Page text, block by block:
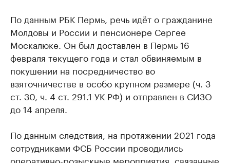
По данным РБК Пермь, речь идёт о гражданине
Молдовы и России и пенсионере Сергее
Москалюке. Он был доставлен в Пермь 16
февраля текущего года и стал обвиняемым в
покушении на посредничество во
взяточничестве в особо крупном размере (ч. 3
ст. 30, ч. 4 ст. 291.1 УК РФ) и отправлен в СИЗО
до 14 апреля.
По данным следствия, на протяжении 2021 года
сотрудниками ФСБ России проводились
оперативно-розыскные мероприятия, связанные